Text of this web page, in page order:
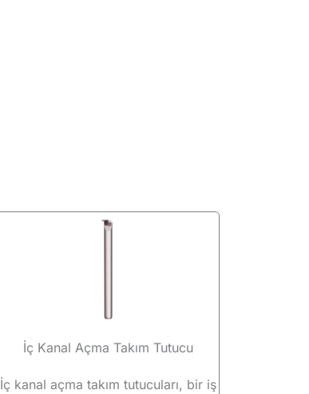
İç Kanal Açma Takım Tutucu
İç kanal açma takım tutucuları, bir iş